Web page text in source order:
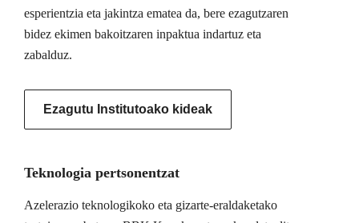
esperientzia eta jakintza ematea da, bere ezagutzaren
bidez ekimen bakoitzaren inpaktua indartuz eta
zabalduz.
Ezagutu Institutoako kideak
Teknologia pertsonentzat
Azelerazio teknologikoko eta gizarte-eraldaketako